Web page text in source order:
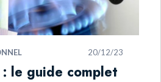
20/12/23
le guide complet